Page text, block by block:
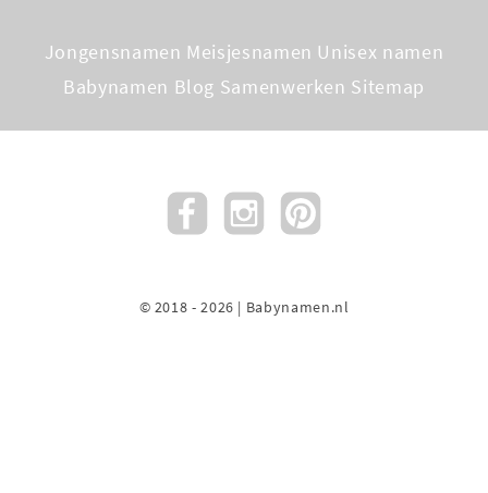
Jongensnamen Meisjesnamen Unisex namen
Babynamen Blog Samenwerken Sitemap
© 2018 - 2026 | Babynamen.nl